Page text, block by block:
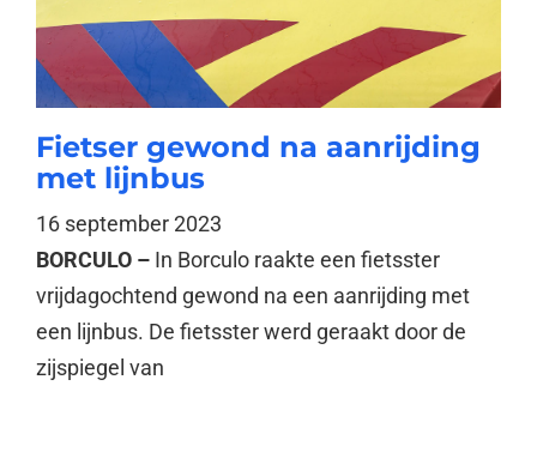
Fietser gewond na aanrijding
met lijnbus
16 september 2023
BORCULO – In Borculo raakte een fietsster
vrijdagochtend gewond na een aanrijding met
een lijnbus. De fietsster werd geraakt door de
zijspiegel van